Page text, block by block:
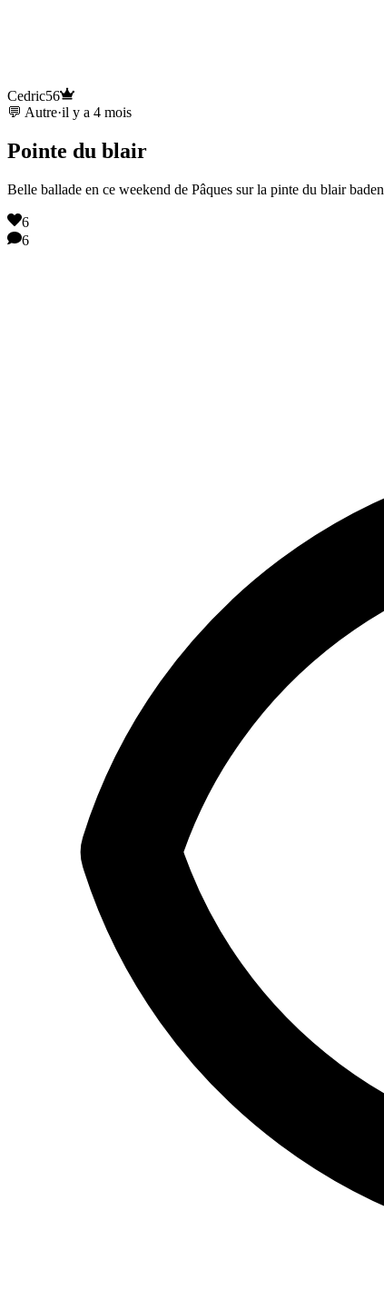
Cedric56
💬 Autre·il y a 4 mois
Pointe du blair
Belle ballade en ce weekend de Pâques sur la pinte du blair baden
6
6